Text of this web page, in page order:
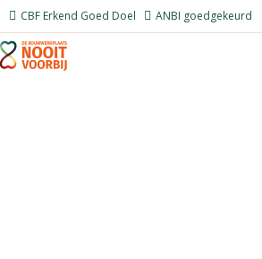
Ga
naar
de
CBF Erkend Goed Doel ANBI goedgekeurd